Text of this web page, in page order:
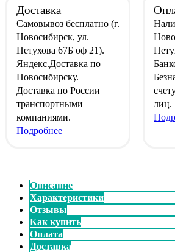
Доставка
Самовывоз бесплатно (г.
Новосибирск, ул.
Петухова 67Б оф 21).
Яндекс.Доставка по
Новосибирску.
Доставка по России
транспортными
компаниями.
Подробнее
лиц.
Описание
Характеристики
Отзывы
Как купить
Оплата
Доставка